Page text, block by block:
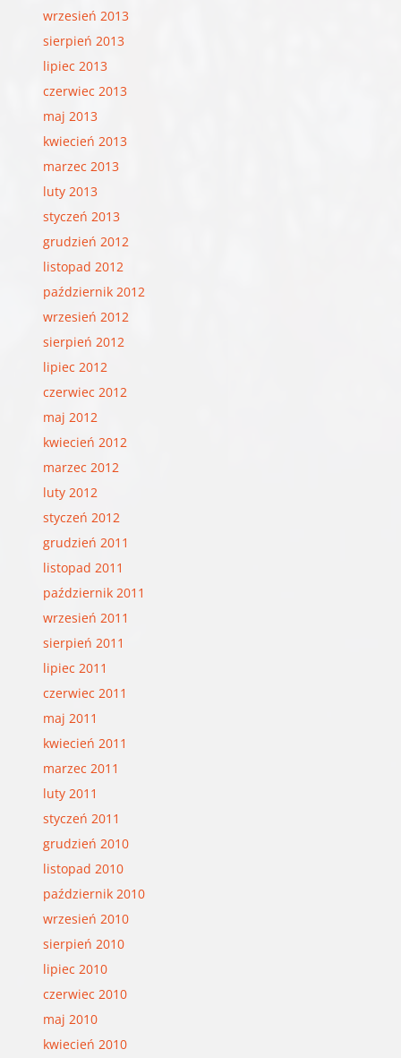
wrzesień 2013
sierpień 2013
lipiec 2013
czerwiec 2013
maj 2013
kwiecień 2013
marzec 2013
luty 2013
styczeń 2013
grudzień 2012
listopad 2012
październik 2012
wrzesień 2012
sierpień 2012
lipiec 2012
czerwiec 2012
maj 2012
kwiecień 2012
marzec 2012
luty 2012
styczeń 2012
grudzień 2011
listopad 2011
październik 2011
wrzesień 2011
sierpień 2011
lipiec 2011
czerwiec 2011
maj 2011
kwiecień 2011
marzec 2011
luty 2011
styczeń 2011
grudzień 2010
listopad 2010
październik 2010
wrzesień 2010
sierpień 2010
lipiec 2010
czerwiec 2010
maj 2010
kwiecień 2010